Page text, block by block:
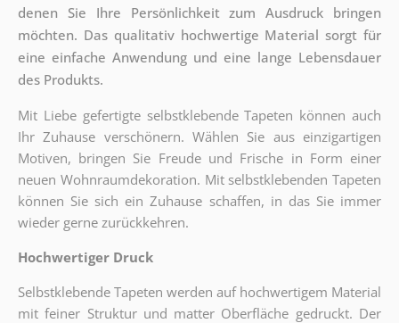
denen Sie Ihre Persönlichkeit zum Ausdruck bringen
möchten. Das qualitativ hochwertige Material sorgt für
eine einfache Anwendung und eine lange Lebensdauer
des Produkts.
Mit Liebe gefertigte selbstklebende Tapeten können auch
Ihr Zuhause verschönern. Wählen Sie aus einzigartigen
Motiven, bringen Sie Freude und Frische in Form einer
neuen Wohnraumdekoration. Mit selbstklebenden Tapeten
können Sie sich ein Zuhause schaffen, in das Sie immer
wieder gerne zurückkehren.
Hochwertiger Druck
Selbstklebende Tapeten werden auf hochwertigem Material
mit feiner Struktur und matter Oberfläche gedruckt. Der